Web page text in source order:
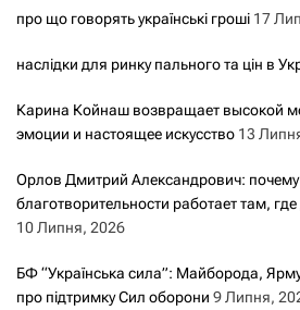
про що говорять українські гроші 17
наслідки для ринку пального та цін в
Карина Койнаш возвращает высокой
эмоции и настоящее искусство 13
Орлов Дмитрий Александрович: почему
благотворительности работает там,
10 Липня, 2026
БФ “Українська сила”: Майборода,
про підтримку Сил оборони 9 Липня,